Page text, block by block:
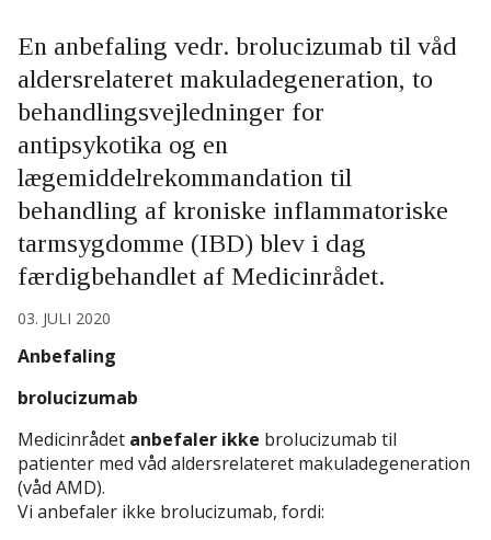
En anbefaling vedr. brolucizumab til våd
aldersrelateret makuladegeneration, to
behandlingsvejledninger for
antipsykotika og en
lægemiddelrekommandation til
behandling af kroniske inflammatoriske
tarmsygdomme (IBD) blev i dag
færdigbehandlet af Medicinrådet.
03. JULI 2020
Anbefaling
brolucizumab
Medicinrådet anbefaler ikke brolucizumab til
patienter med våd aldersrelateret makuladegeneration
(våd AMD).
Vi anbefaler ikke brolucizumab, fordi: